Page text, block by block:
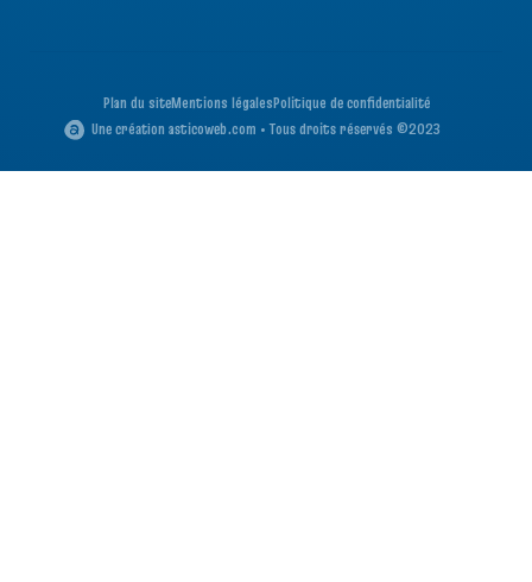
Plan du siteMentions légalesPolitique de confidentialité
Une création asticoweb.com • Tous droits réservés ©2023